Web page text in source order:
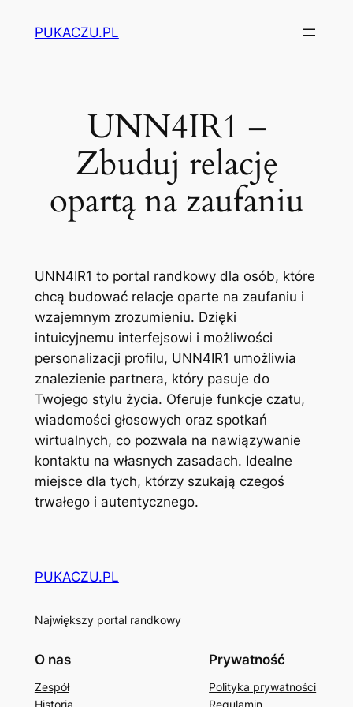
PUKACZU.PL
UNN4IR1 –
Zbuduj relację
opartą na zaufaniu
UNN4IR1 to portal randkowy dla osób, które
chcą budować relacje oparte na zaufaniu i
wzajemnym zrozumieniu. Dzięki
intuicyjnemu interfejsowi i możliwości
personalizacji profilu, UNN4IR1 umożliwia
znalezienie partnera, który pasuje do
Twojego stylu życia. Oferuje funkcje czatu,
wiadomości głosowych oraz spotkań
wirtualnych, co pozwala na nawiązywanie
kontaktu na własnych zasadach. Idealne
miejsce dla tych, którzy szukają czegoś
trwałego i autentycznego.
PUKACZU.PL
Największy portal randkowy
O nas
Zespół
Historia
Prywatność
Polityka prywatności
Regulamin